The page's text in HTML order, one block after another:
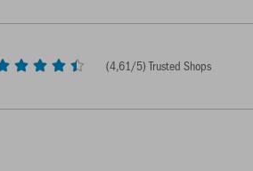
(4,61/5) Trusted Shops